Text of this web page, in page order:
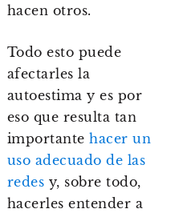
hacen otros.
Todo esto puede
afectarles la
autoestima y es por
eso que resulta tan
importantehacer un
uso adecuado de las
redes y, sobre todo,
hacerles entender a